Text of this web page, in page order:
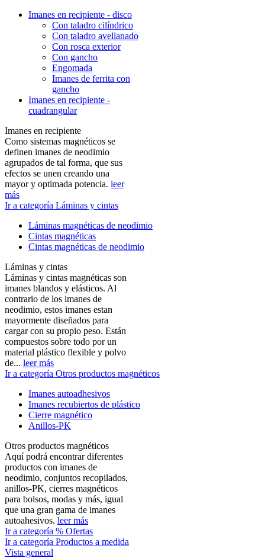
Imanes en recipiente - disco
Con taladro cilíndrico
Con taladro avellanado
Con rosca exterior
Con gancho
Engomada
Imanes de ferrita con
gancho
Imanes en recipiente -
cuadrangular
Imanes en recipiente
Como sistemas magnéticos se
definen imanes de neodimio
agrupados de tal forma, que sus
efectos se unen creando una
mayor y optimada potencia. leer
más
Ir a categoría Láminas y cintas
Láminas magnéticas de neodimio
Cintas magnéticas
Cintas magnéticas de neodimio
Láminas y cintas
Láminas y cintas magnéticas son
imanes blandos y elásticos. Al
contrario de los imanes de
neodimio, estos imanes estan
mayormente diseñados para
cargar con su propio peso. Están
compuestos sobre todo por un
material plástico flexible y polvo
de... leer más
Ir a categoría Otros productos magnéticos
Imanes autoadhesivos
Imanes recubiertos de plástico
Cierre magnético
Anillos-PK
Otros productos magnéticos
Aquí podrá encontrar diferentes
productos con imanes de
neodimio, conjuntos recopilados,
anillos-PK, cierres magnéticos
para bolsos, modas y más, igual
que una gran gama de imanes
autoahesivos. leer más
Ir a categoría % Ofertas
Ir a categoría Productos a medida
Vista general